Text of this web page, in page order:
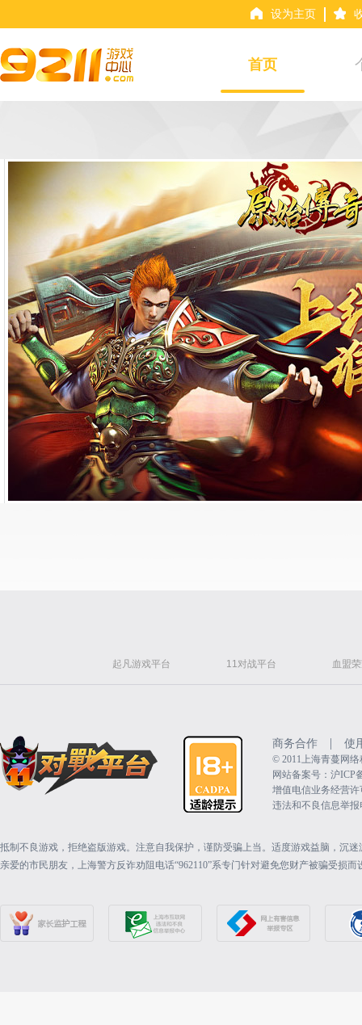
设为主页
首页
起凡游戏平台 11对战平台 血盟
商务合作 | 使
©️ 2011上海青蔓网
网站备案号：沪ICP
增值电信业务经营许
违法和不良信息举报
抵制不良游戏，拒绝盗版游戏。注意自我保护，谨防受骗上当。适度游戏益脑，沉
亲爱的市民朋友，上海警方反诈劝阻电话“962110”系专门针对避免您财产被骗受损